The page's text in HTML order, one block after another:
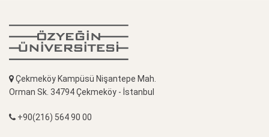
Çekmeköy Kampüsü Nişantepe Mah.
Orman Sk. 34794 Çekmeköy - İstanbul
+90(216) 564 90 00